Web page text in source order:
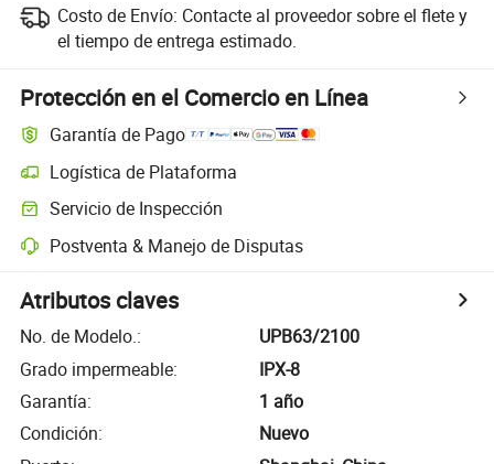
Costo de Envío: Contacte al proveedor sobre el flete y
el tiempo de entrega estimado.
Protección en el Comercio en Línea
Garantía de Pago
Logística de Plataforma
Servicio de Inspección
Postventa & Manejo de Disputas
Atributos claves
No. de Modelo.:
UPB63/2100
Grado impermeable:
IPX-8
Garantía:
1 año
Condición:
Nuevo